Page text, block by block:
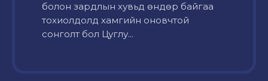
болон зардлын хувьд өндөр байгаа
тохиолдолд хамгийн оновчтой
сонголт бол Цуглу...